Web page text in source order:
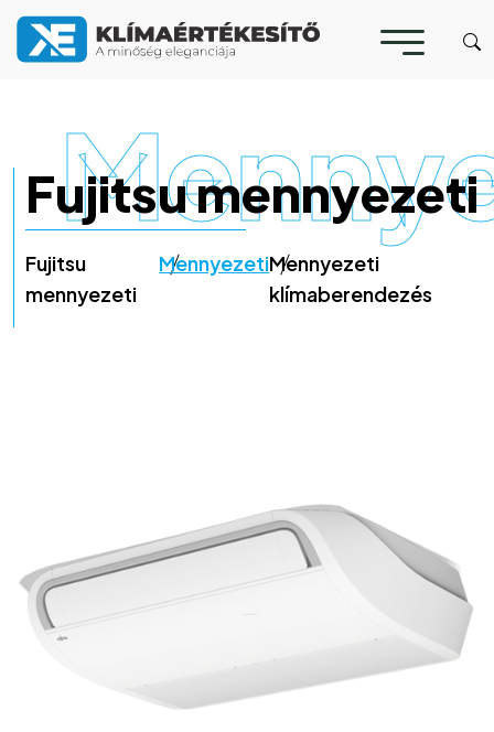
Fujitsu mennyezeti
Fujitsu
mennyezeti
MennyezetiMennyezeti
klímaberendezés